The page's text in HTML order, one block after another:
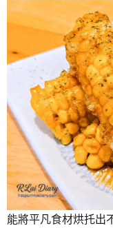
能將平凡食材烘托出